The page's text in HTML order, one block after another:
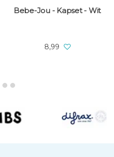
Bebe-Jou - Kapset - Wit
8,99